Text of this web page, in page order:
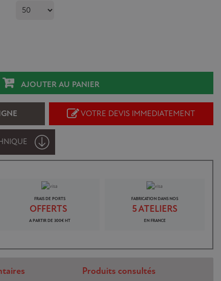
AJOUTER AU PANIER
VOTRE DEVIS IMMEDIATEMENT
FRAIS DE PORTS
OFFERTS
A PARTIR DE 300€ HT
FABRICATION DANS NOS
5 ATELIERS
EN FRANCE
Produits consultés